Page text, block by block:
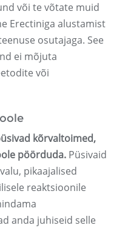
või te võtate muid
Erectiniga alustamist
osutajaga. See
ei mõjuta
või
kõrvaltoimed,
pöörduda. Püsivaid
pikaajalised
reaktsioonile
anda juhiseid selle